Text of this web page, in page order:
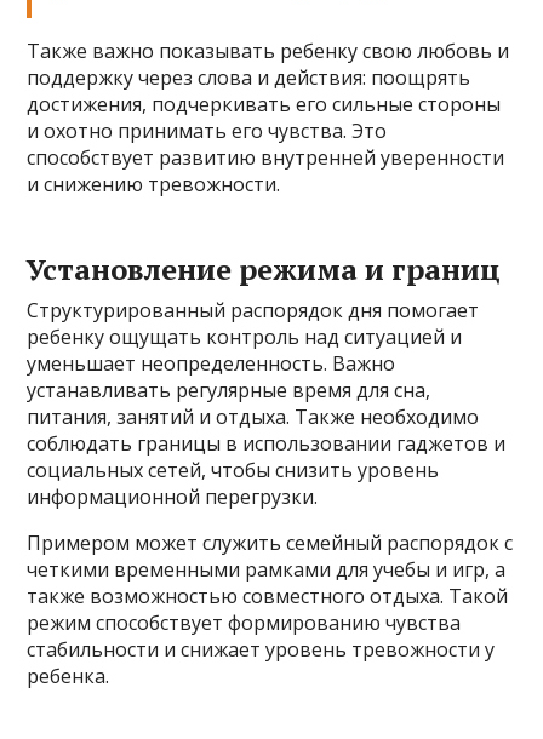
Также важно показывать ребенку свою любовь и
поддержку через слова и действия: поощрять
достижения, подчеркивать его сильные стороны
и охотно принимать его чувства. Это
способствует развитию внутренней уверенности
и снижению тревожности.
Установление режима и границ
Структурированный распорядок дня помогает
ребенку ощущать контроль над ситуацией и
уменьшает неопределенность. Важно
устанавливать регулярные время для сна,
питания, занятий и отдыха. Также необходимо
соблюдать границы в использовании гаджетов и
социальных сетей, чтобы снизить уровень
информационной перегрузки.
Примером может служить семейный распорядок с
четкими временными рамками для учебы и игр, а
также возможностью совместного отдыха. Такой
режим способствует формированию чувства
стабильности и снижает уровень тревожности у
ребенка.